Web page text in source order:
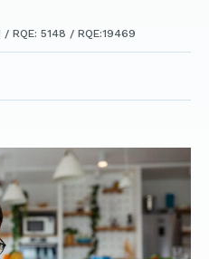
RQE: 5148 / RQE:19469